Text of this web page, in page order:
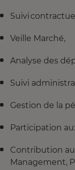
Suivi
Veille Marché,
Analyse des
Suivi
Gestion de la
Participation
Contribution
Management,